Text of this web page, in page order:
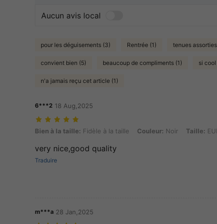
Aucun avis local
pour les déguisements (3) Rentrée (1) tenues
convient bien (5) beaucoup de compliments (1) si
n'a jamais reçu cet article (1)
6***2 18 Aug,2025
Bien à la taille: Fidèle à la taille, Couleur: Noir, Taille: EUR32-33
Bien à la taille: Fidèle à la taille Couleur: Noir Taille:
very nice,good quality
Traduire
m***a 28 Jan,2025